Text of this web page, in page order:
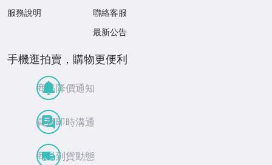
服務說明
聯絡客服
最新公告
手機逛拍賣，購物更便利
商品降價通知
買賣即時溝通
商品到貨動態